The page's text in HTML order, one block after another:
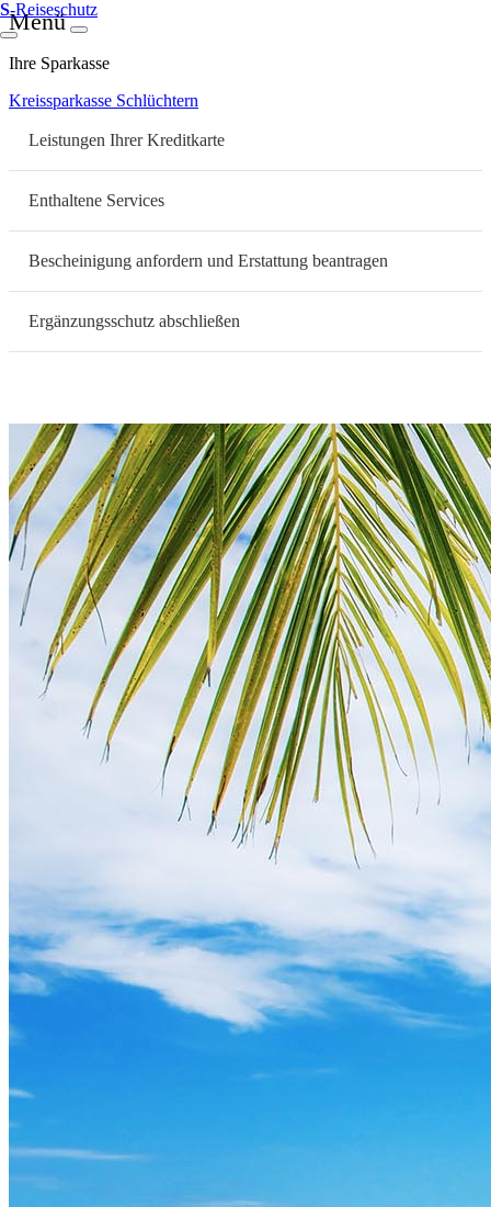
S-Reiseschutz
Menü
Ihre Sparkasse
Kreissparkasse Schlüchtern
Leistungen Ihrer Kreditkarte
Enthaltene Services
Bescheinigung anfordern und Erstattung beantragen
Ergänzungsschutz abschließen